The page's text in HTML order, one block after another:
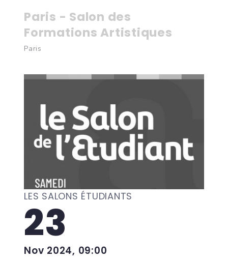
Paris - Salon des
Formations Artistiques
Paris
LES SALONS ÉTUDIANTS
23
Nov 2024, 09:00